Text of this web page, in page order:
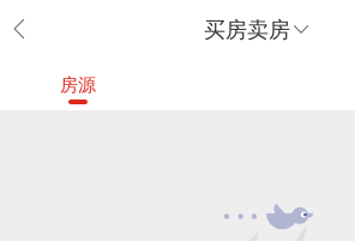
买房卖房
房源